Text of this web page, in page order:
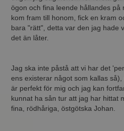
ögon och fina leende hållandes på
kom fram till honom, fick en kram
bara "rätt", detta var den jag hade
det än låter.
Jag ska inte påstå att vi har det
ens existerar något som kallas
är perfekt för mig och jag kan
kunnat ha sån tur att jag har hittat
fina, rödhåriga, östgötska Johan.